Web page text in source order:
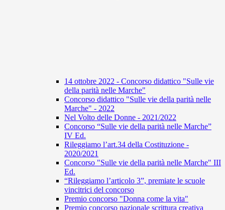
14 ottobre 2022 - Concorso didattico "Sulle vie
della parità nelle Marche"
Concorso didattico "Sulle vie della parità nelle
Marche" - 2022
Nel Volto delle Donne - 2021/2022
Concorso “Sulle vie della parità nelle Marche”
IV Ed.
Rileggiamo l’art.34 della Costituzione -
2020/2021
Concorso "Sulle vie della parità nelle Marche" III
Ed.
“Rileggiamo l’articolo 3”, premiate le scuole
vincitrici del concorso
Premio concorso "Donna come la vita"
Premio concorso nazionale scrittura creativa